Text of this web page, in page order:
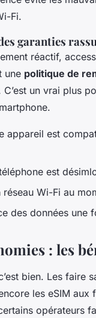
Fi.
garanties
réactif,
une politique de
C’est un vrai plus
appareil est
téléphone est
Wi-Fi au
des données une
: les
bien. Les faire
les eSIM aux
opérateurs